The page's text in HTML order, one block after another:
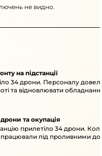
не видно.
на підстанції
34 дрони. Персоналу
та відновлювати
та окупація
прилетіло 34 дрони.
працювали під проливними